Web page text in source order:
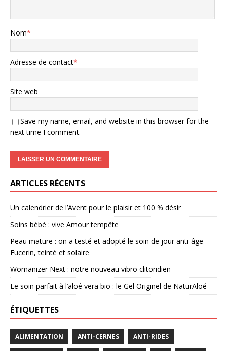
Nom*
Adresse de contact*
Site web
Save my name, email, and website in this browser for the
next time I comment.
ARTICLES RÉCENTS
Un calendrier de l’Avent pour le plaisir et 100 % désir
Soins bébé : vive Amour tempête
Peau mature : on a testé et adopté le soin de jour anti-âge
Eucerin, teinté et solaire
Womanizer Next : notre nouveau vibro clitoridien
Le soin parfait à l’aloé vera bio : le Gel Originel de NaturAloé
ÉTIQUETTES
ALIMENTATION ANTI-CERNES ANTI-RIDES